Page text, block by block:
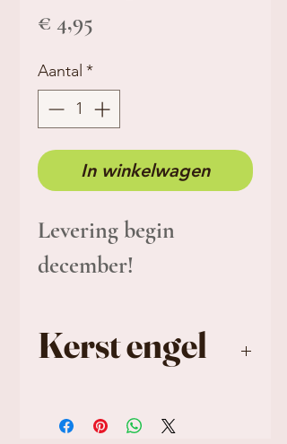
€ 4,95
Aantal *
In winkelwagen
Levering begin
december!
Kerst engel